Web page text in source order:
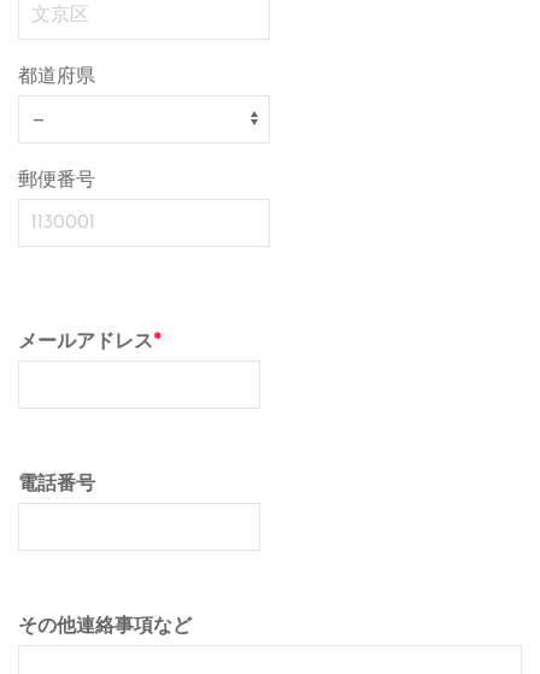
都道府県
郵便番号
メールアドレス*
電話番号
その他連絡事項など